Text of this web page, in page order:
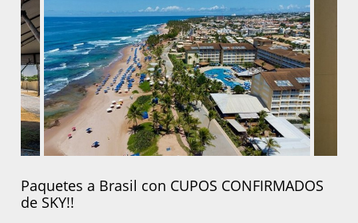
Paquetes a Brasil con CUPOS CONFIRMADOS
de SKY!!